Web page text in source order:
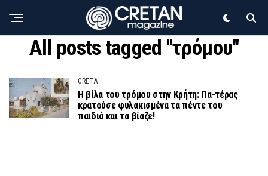
All posts tagged "τρόμου"
CRETA
Η βίλα του τρόμου στην Κρήτη: Πα-τέρας
κρατούσε φυλακισμένα τα πέντε του
παιδιά και τα βίαζε!